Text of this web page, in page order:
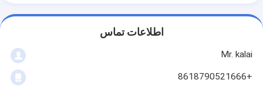
اطلاعات تماس
Mr. kalai
+8618790521666